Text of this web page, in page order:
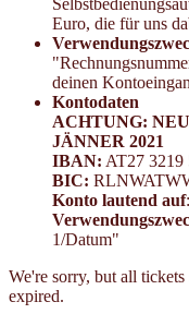
Euro, die für uns
deinen
Kontodaten
ACHTUNG:
JÄNNER 2021
IBAN: AT27 3219
BIC:
Konto lautend auf
1/Datum"
We're sorry, but all tickets
expired.